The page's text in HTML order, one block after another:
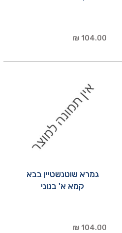
104.00 ₪
גמרא שוטנשטיין בבא
קמא א' בנוני
104.00 ₪